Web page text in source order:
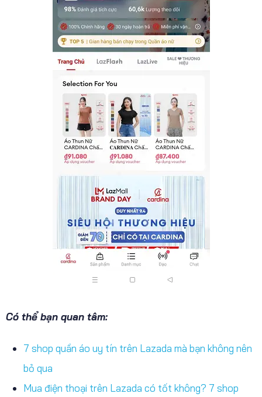
Có thể bạn quan tâm:
7 shop quần áo uy tín trên Lazada mà bạn không nên
bỏ qua
Mua điện thoại trên Lazada có tốt không? 7 shop